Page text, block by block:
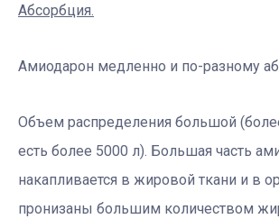
Абсорбция.
Амиодарон медленно и по-разному
Объем распределения большой
есть более 5000 л). Большая часть
накапливается в жировой ткани и в
пронизаны большим количеством